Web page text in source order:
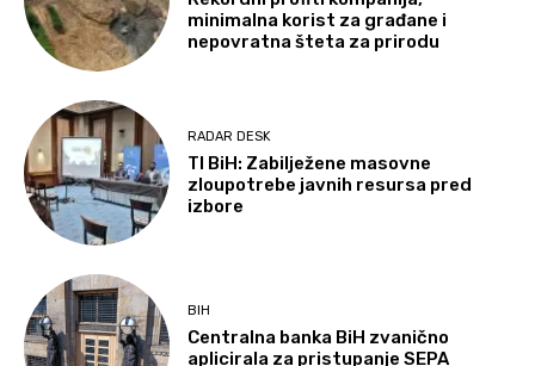
minimalna korist za građane i
nepovratna šteta za prirodu
RADAR DESK
TI BiH: Zabilježene masovne
zloupotrebe javnih resursa pred
izbore
BIH
Centralna banka BiH zvanično
aplicirala za pristupanje SEPA